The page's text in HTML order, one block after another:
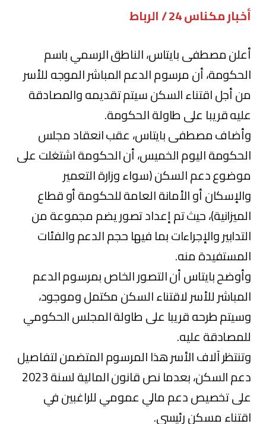
أخبار مكناس 24 / الرباط
أعلن مصطفى بايتاس، الناطق الرسمي باسم
الحكومة، أن مرسوم الدعم المباشر الموجه للأسر
من أجل اقتناء السكن سيتم تقديمه والمصادقة
عليه قريبا على طاولة الحكومة.
وأضاف مصطفى بايتاس، عقب انعقاد مجلس
الحكومة اليوم الخميس، أن الحكومة اشتغلت على
موضوع دعم السكن (سواء وزارة التعمير
والإسكان أو الأمانة العامة للحكومة أو قطاع
الميزانية)، حيث تم إعداد تصور يضم مجموعة من
التدابير والإجراءات بما فيها حجم الدعم والفئات
المستفيدة منه.
وأوضح بايتاس أن التصور الخاص بمرسوم الدعم
المباشر للأسر لاقتناء السكن مكتمل وموجود،
وسيتم طرحه قريبا على طاولة المجلس الحكومي
للمصادقة عليه.
وتنتظر آلاف الأسر هذا المرسوم المتضمن لتفاصيل
دعم السكن، بعدما نص قانون المالية لسنة 2023
على تخصيص دعم مالي عمومي للراغبين في
اقتناء مسكن رئيسي.